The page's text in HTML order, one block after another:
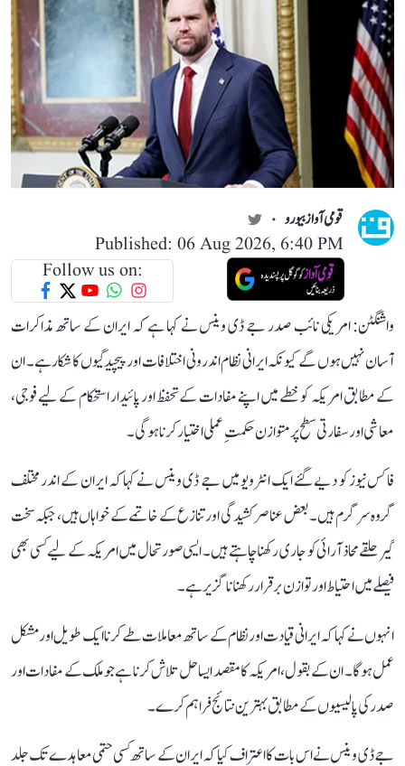
قومی آواز بیورو
Published: 06 Aug 2026, 6:40 PM
Follow us on:
واشنگٹن: امریکی نائب صدر جے ڈی وینس نے کہا ہے کہ ایران کے ساتھ مذاکرات
آسان نہیں ہوں گے کیونکہ ایرانی نظام اندرونی اختلافات اور پیچیدگیوں کا شکار ہے۔ ان
کے مطابق امریکہ کو خطے میں اپنے مفادات کے تحفظ اور پائیدار استحکام کے لیے فوجی،
معاشی اور سفارتی سطح پر متوازن حکمتِ عملی اختیار کرنا ہوگی۔
فاکس نیوز کو دیے گئے ایک انٹرویو میں جے ڈی وینس نے کہا کہ ایران کے اندر مختلف
گروہ سرگرم ہیں۔ بعض عناصر کشیدگی اور تنازع کے خاتمے کے خواہاں ہیں، جبکہ سخت
گیر حلقے محاذ آرائی کو جاری رکھنا چاہتے ہیں۔ ایسی صورتحال میں امریکہ کے لیے کسی بھی
فیصلے میں احتیاط اور توازن برقرار رکھنا ناگزیر ہے۔
انہوں نے کہا کہ ایرانی قیادت اور نظام کے ساتھ معاملات طے کرنا ایک طویل اور مشکل
عمل ہوگا۔ ان کے بقول، امریکہ کا مقصد ایسا حل تلاش کرنا ہے جو ملک کے مفادات اور
صدر کی پالیسیوں کے مطابق بہترین نتائج فراہم کرے۔
جے ڈی وینس نے اس بات کا اعتراف کیا کہ ایران کے ساتھ کسی حتمی معاہدے تک جلد